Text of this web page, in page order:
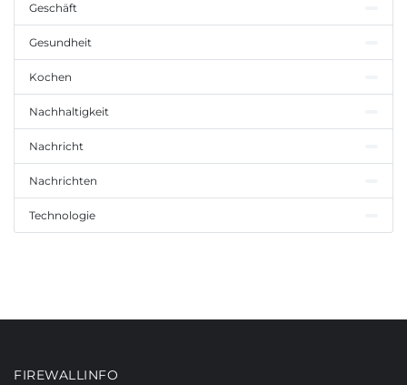
Geschäft
Gesundheit
Kochen
Nachhaltigkeit
Nachricht
Nachrichten
Technologie
FIREWALLINFO